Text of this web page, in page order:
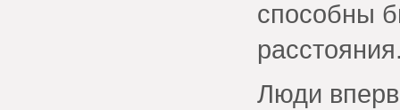
способны
Люди